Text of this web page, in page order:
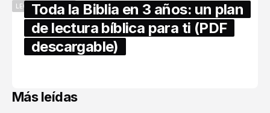
LECTURA BÍBLICA
Toda la Biblia en 3 años: un plan
de lectura bíblica para ti (PDF
descargable)
Más leídas